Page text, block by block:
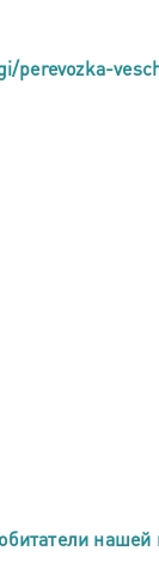
perevozka-
нашей